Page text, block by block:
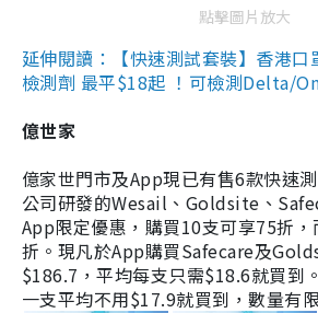
點擊圖片放大
延伸閱讀：【快速測試套裝】香港
檢測劑 最平$18起 ！可檢測Delta/
億世家
億家世門市及App現已有售6款快速
公司研發的Wesail、Goldsite、
App限定優惠，購買10支可享75折
折。現凡於App購買Safecare及
$186.7，平均每支只需$18.6就買到
一支平均不用$17.9就買到，數量有